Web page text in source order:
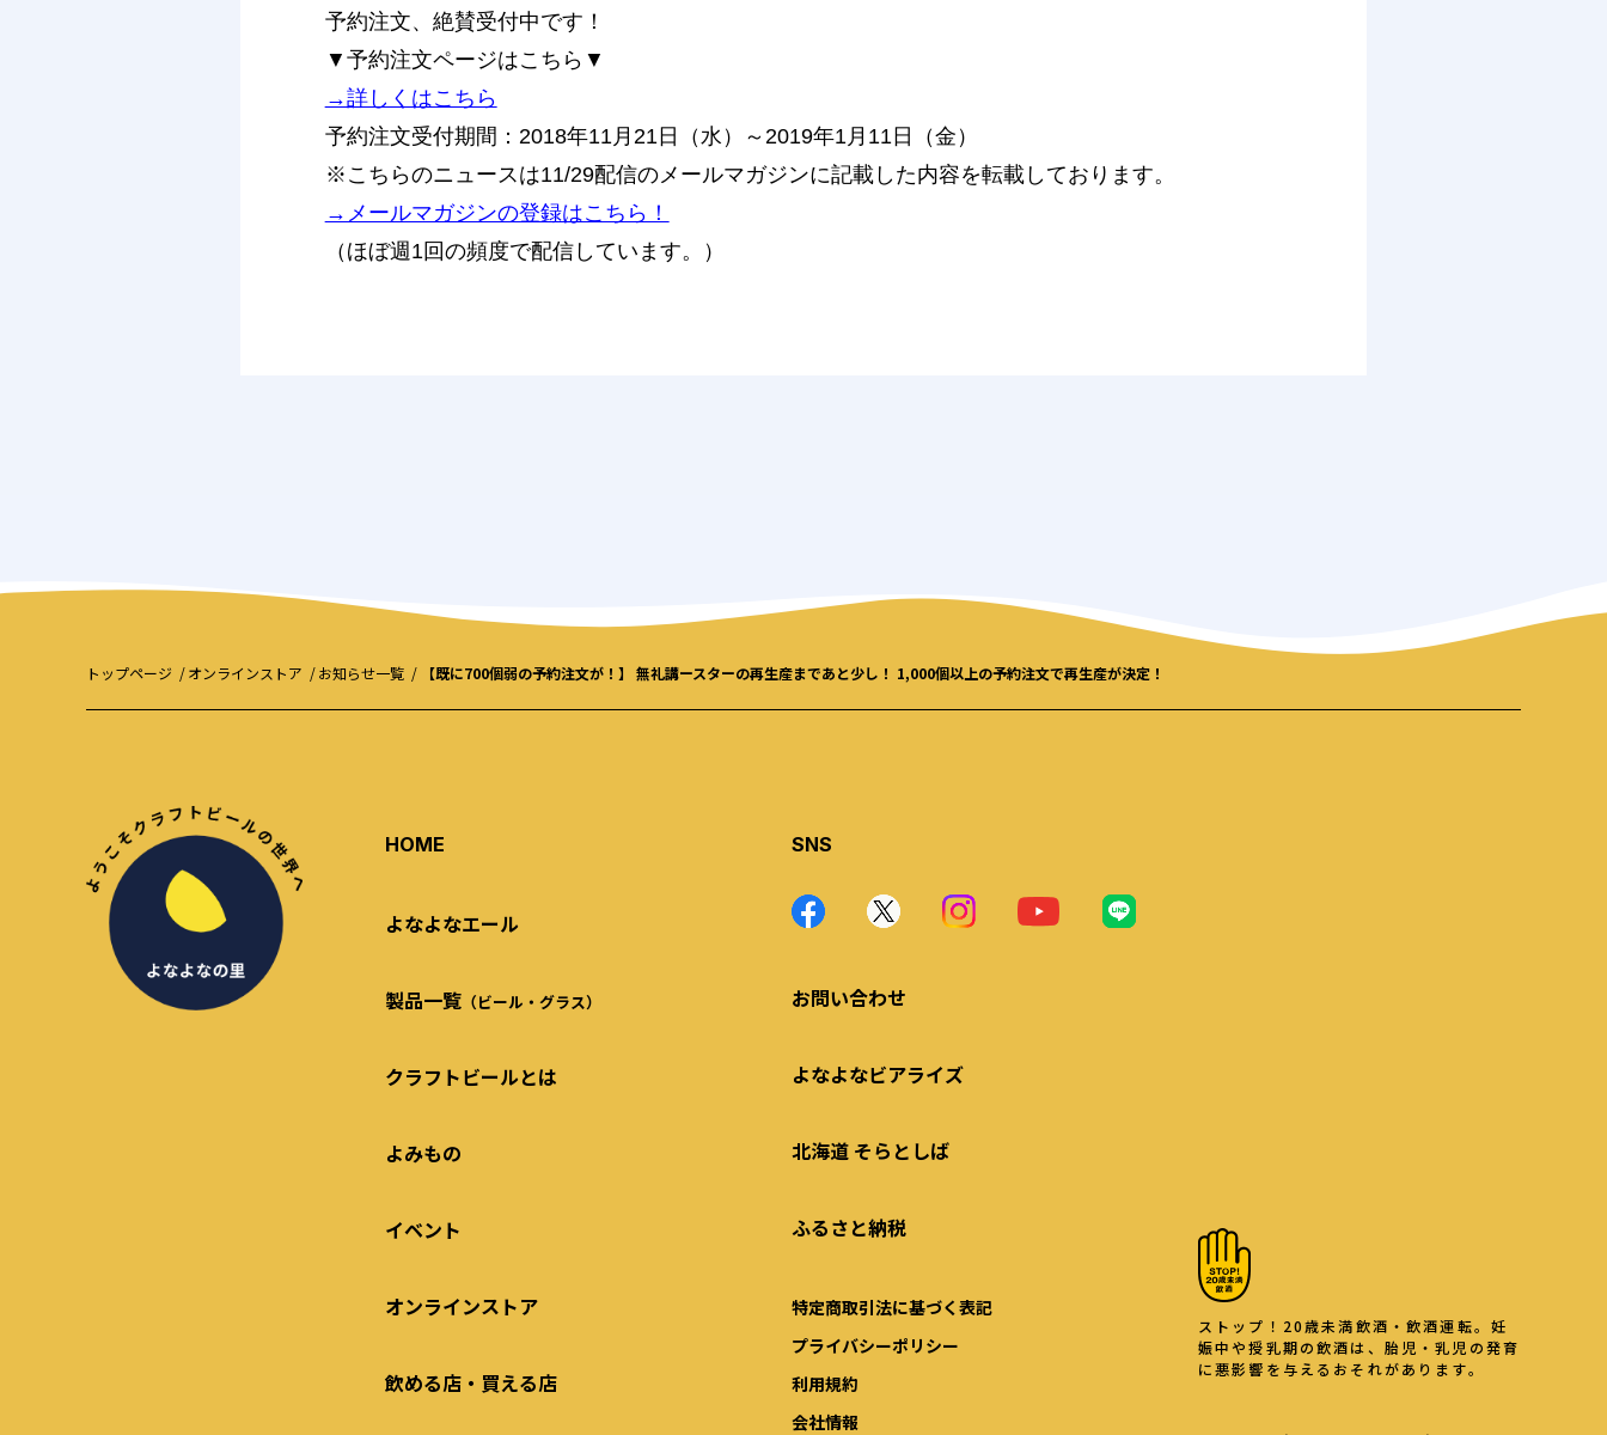
予約注文、絶賛受付中です！
▼予約注文ページはこちら▼
→詳しくはこちら
予約注文受付期間：2018年11月21日（水）～2019年1月11日（金）
※こちらのニュースは11/29配信のメールマガジンに記載した内容を転載しております。
→メールマガジンの登録はこちら！
（ほぼ週1回の頻度で配信しています。）
トップページ オンラインストア お知らせ一覧 【既に700個弱の予約注文が！】 無礼講ースターの再生産まであと少し！ 1,000個以上の予約注文で再生産が決定！
HOME
よなよなエール
製品一覧 （ビール・グラス）
クラフトビールとは
よみもの
イベント
オンラインストア
飲める店・買える店
SNS
お問い合わせ
よなよなビアライズ
北海道 そらとしば
ふるさと納税
特定商取引法に基づく表記
プライバシーポリシー
利用規約
会社情報
ストップ！20歳未満飲酒・飲酒運転。妊
娠中や授乳期の飲酒は、胎児・乳児の発育
に悪影響を与えるおそれがあります。